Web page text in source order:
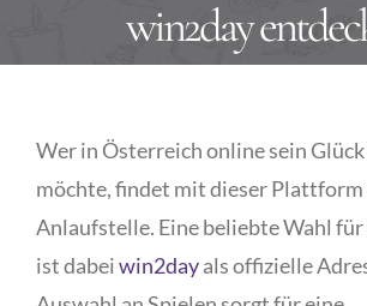
Naturopathic Medicine
Conditions Treated
Treatment Methods
Treatment Pricing
RESOURCES
Affiliate Links
Meditations
BOOK NOW
CONTACT
win2day
Wer in Österreich online sein
möchte, findet mit dieser Plattform
Anlaufstelle. Eine beliebte Wahl
ist dabeiwin2dayals offizielle